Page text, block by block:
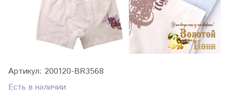
Артикул: 200120-BR3568
Есть в наличии